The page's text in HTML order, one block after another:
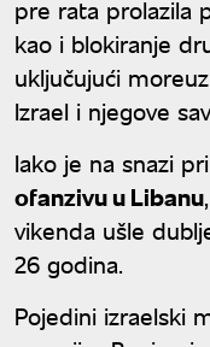
pre rata prolazila
kao i blokiranje
uključujući
Izrael i njegove
Iako je na snazi
ofanzivu u Libanu
vikenda ušle
26 godina.
Pojedini izraelski